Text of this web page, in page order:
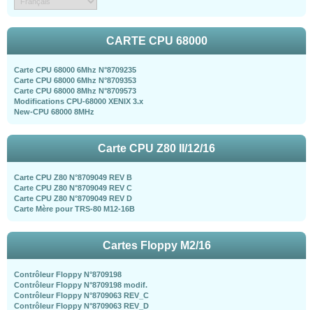
CARTE CPU 68000
Carte CPU 68000 6Mhz N°8709235
Carte CPU 68000 6Mhz N°8709353
Carte CPU 68000 8Mhz N°8709573
Modifications CPU-68000 XENIX 3.x
New-CPU 68000 8MHz
Carte CPU Z80 II/12/16
Carte CPU Z80 N°8709049 REV B
Carte CPU Z80 N°8709049 REV C
Carte CPU Z80 N°8709049 REV D
Carte Mère pour TRS-80 M12-16B
Cartes Floppy M2/16
Contrôleur Floppy N°8709198
Contrôleur Floppy N°8709198 modif.
Contrôleur Floppy N°8709063 REV_C
Contrôleur Floppy N°8709063 REV_D